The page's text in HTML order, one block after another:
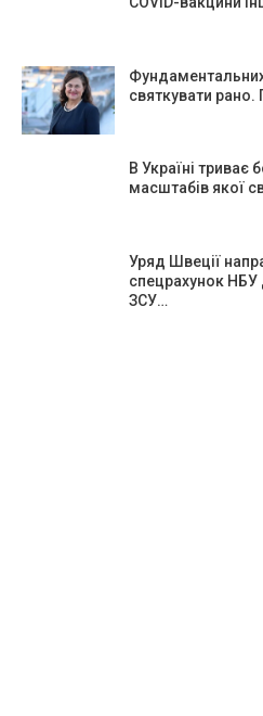
святкувати
В Україні триває
масштабів якої
Уряд Швеції
спецрахунок
ЗСУ…